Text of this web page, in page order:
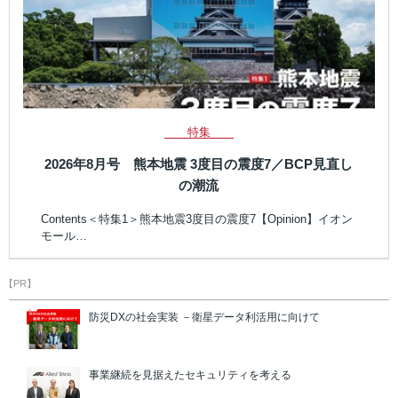
特集
2026年8月号 熊本地震 3度目の震度7／BCP見直し
の潮流
Contents＜特集1＞熊本地震3度目の震度7【Opinion】イオン
モール…
【PR】
防災DXの社会実装 －衛星データ利活用に向けて
事業継続を見据えたセキュリティを考える